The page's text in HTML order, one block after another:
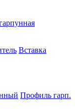
Вставка
Профиль гарп.